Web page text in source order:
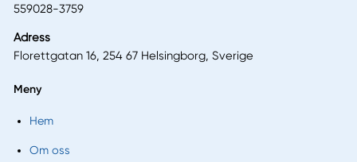
559028-3759
Adress
Florettgatan 16, 254 67 Helsingborg, Sverige
Meny
Hem
Om oss